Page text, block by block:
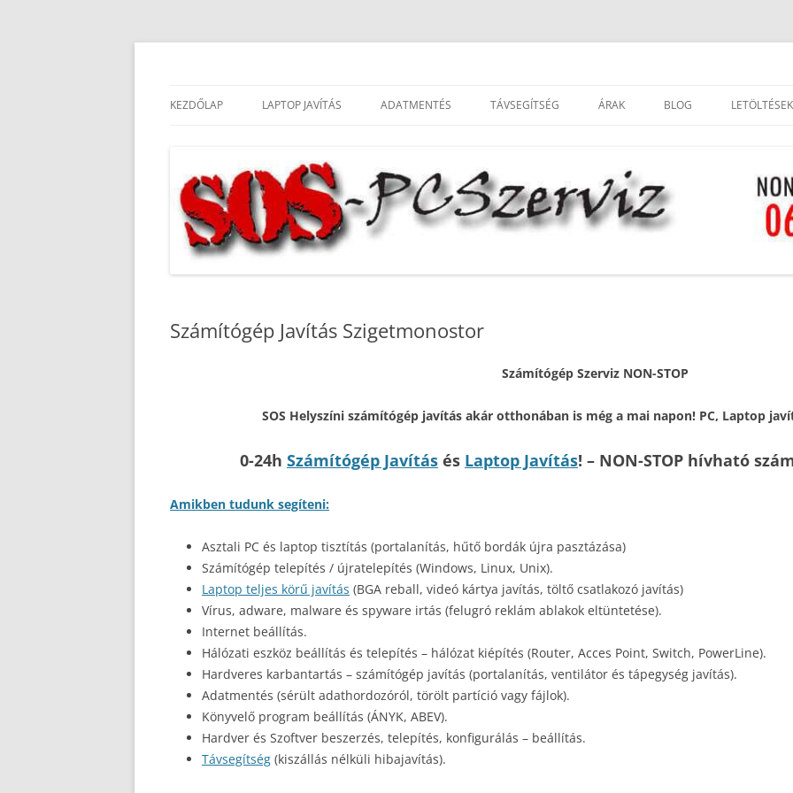
a
KEZDŐLAP LAPTOP JAVÍTÁS ADATMENTÉS TÁVSEGÍTSÉG ÁRAK BLOG LETÖLTÉSEK
Számítógép Javítás Szigetmonostor
Számítógép Szerviz NON-STOP
SOS Helyszíni számítógép javítás akár otthonában is még a mai napon! PC, Laptop
0-24h Számítógép Javítás és Laptop Javítás! – NON-STOP hívható
Amikben tudunk segíteni:
Asztali PC és laptop tisztítás (portalanítás, hűtő bordák újra pasztázása)
Számítógép telepítés / újratelepítés (Windows, Linux, Unix).
Laptop teljes körű javítás (BGA reball, videó kártya javítás, töltő csatlakozó javítás)
Vírus, adware, malware és spyware irtás (felugró reklám ablakok eltüntetése).
Internet beállítás.
Hálózati eszköz beállítás és telepítés – hálózat kiépítés (Router, Acces Point, Switch, PowerLine).
Hardveres karbantartás – számítógép javítás (portalanítás, ventilátor és tápegység javítás).
Adatmentés (sérült adathordozóról, törölt partíció vagy fájlok).
Könyvelő program beállítás (ÁNYK, ABEV).
Hardver és Szoftver beszerzés, telepítés, konfigurálás – beállítás.
Távsegítség (kiszállás nélküli hibajavítás).